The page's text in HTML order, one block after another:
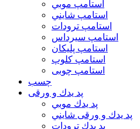
استامپ موبي
استامپ شايني
استامپ ترودات
استامپ سيرداس
استامپ پلیکان
استامپ کلوپ
استامپ چوبی
چسب
پد يدك و ورقی
پد يدك موبي
پد يدك و ورقی شايني
پد يدك ترودات